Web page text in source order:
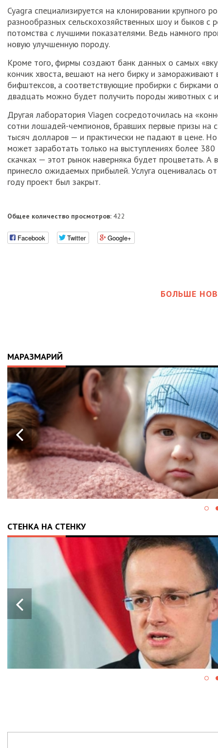
Cyagra специализируется на клонировании крупного
разнообразных сельскохозяйственных шоу и быков
потомства с лучшими показателями. Ведь намного
новую улучшенную породу.
Кроме того, фирмы создают банк данных о самых
кончик хвоста, вешают на него бирку и
бифштексов, а соответствующие пробирки с
двадцать можно будет получить породы животных с
Другая лаборатория Viagen сосредоточилась на
сотни лошадей-чемпионов, бравших первые призы на
тысяч долларов — и практически не падают в цене.
может заработать только на выступлениях более
скачках — этот рынок наверняка будет процветать.
принесло ожидаемых прибылей. Услуга оценивалась
году проект был закрыт.
Общее количество просмотров: 422
Facebook Twitter Google+
БОЛЬШЕ
МАРАЗМАРИЙ
СТЕНКА НА СТЕНКУ